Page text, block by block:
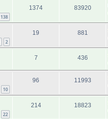
138
1374 83920
2
19 881
7 436
10
96 11993
22
214 18823